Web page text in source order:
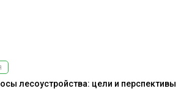
лесоустройства: цели и перспективы